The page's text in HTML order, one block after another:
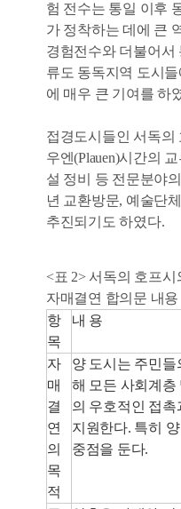
험 전수는 통일 이후
가 정착하는 데에 큰
경험전수와 더불어서
류도 동독지역 도시
에 매우 큰 기여를 하
접경도시들인 서독의
우엔(Plauen)시간의
설 정비 등 전문분야
년 교환방문, 예술단
추진되기도 하였다.
<표 2> 서독의 호프
자매결연 합의문 내용
항
목
내 용
자
매
결
연
의
목
적
양 도시는 주민들
해 모든 사회계층
의 우호적인 접촉
지원한다. 특히
중점을 둔다.